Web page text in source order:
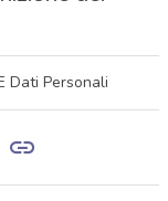
Dati Personali